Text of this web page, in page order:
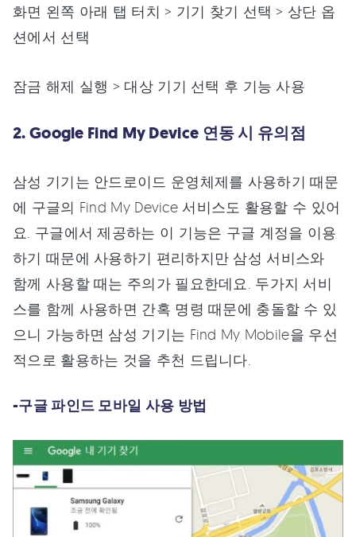
화면 왼쪽 아래 탭 터치 > 기기 찾기 선택 > 상단 옵
션에서 선택
잠금 해제 실행 > 대상 기기 선택 후 기능 사용
2. Google Find My Device 연동 시 유의점
삼성 기기는 안드로이드 운영체제를 사용하기 때문
에 구글의 Find My Device 서비스도 활용할 수 있어
요. 구글에서 제공하는 이 기능은 구글 계정을 이용
하기 때문에 사용하기 편리하지만 삼성 서비스와
함께 사용할 때는 주의가 필요한데요. 두가지 서비
스를 함께 사용하면 간혹 명령 때문에 충돌할 수 있
으니 가능하면 삼성 기기는 Find My Mobile을 우선
적으로 활용하는 것을 추천 드립니다.
-구글 파인드 모바일 사용 방법